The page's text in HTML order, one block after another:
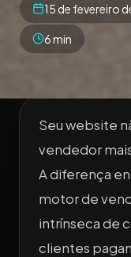
15 de fevereiro
6 min
Seu website
vendedor
A diferença
motor de
intrínseca de
clientes